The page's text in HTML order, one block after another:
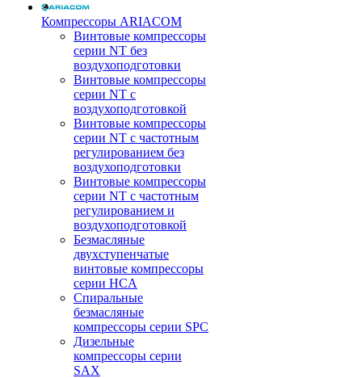
Компрессоры ARIACOM
Винтовые компрессоры
серии NT без
воздухоподготовки
Винтовые компрессоры
серии NT c
воздухоподготовкой
Винтовые компрессоры
серии NT с частотным
регулированием без
воздухоподготовки
Винтовые компрессоры
серии NT с частотным
регулированием и
воздухоподготовкой
Безмасляные
двухступенчатые
винтовые компрессоры
серии HCA
Спиральные
безмасляные
компрессоры серии SPC
Дизельные
компрессоры серии
SAX